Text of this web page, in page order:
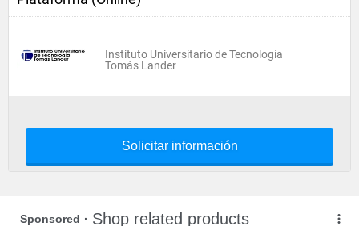
Instituto Universitario de Tecnología
Tomás Lander
Solicitar información